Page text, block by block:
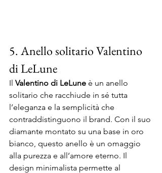
5. Anello solitario Valentino
di LeLune
Il Valentino di LeLune è un anello
solitario che racchiude in sé tutta
l’eleganza e la semplicità che
contraddistinguono il brand. Con il suo
diamante montato su una base in oro
bianco, questo anello è un omaggio
alla purezza e all’amore eterno. Il
design minimalista permette al